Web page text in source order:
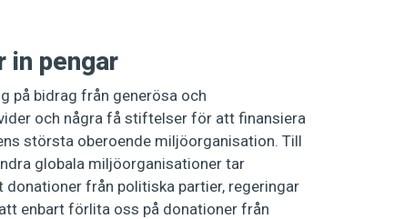
in pengar
på bidrag från generösa och
och några få stiftelser för att finansiera
största oberoende miljöorganisation. Till
globala miljöorganisationer tar
donationer från politiska partier, regeringar
enbart förlita oss på donationer från